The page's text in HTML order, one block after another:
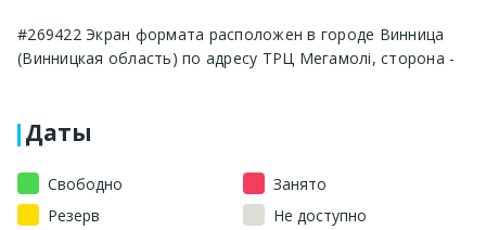
#269422 Экран формата расположен в городе Винница
(Винницкая область) по адресу ТРЦ Мегамолі, сторона -
Даты
Свободно
Занято
Резерв
Не доступно